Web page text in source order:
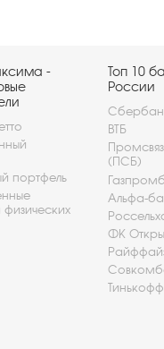
-
портфель
физических
Топ 10
России
ВТБ
(ПСБ)
Альфа-
ФК